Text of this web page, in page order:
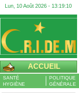
Lun, 10 Août 2026 - 13:19:10
ACCUEIL
SANTÉ
HYGIÈNE
POLITIQUE
GÉNÉRALE